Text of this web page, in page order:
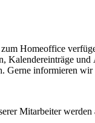
Homeoffice
Kalendereinträge
Gerne informieren
Mitarbeiter